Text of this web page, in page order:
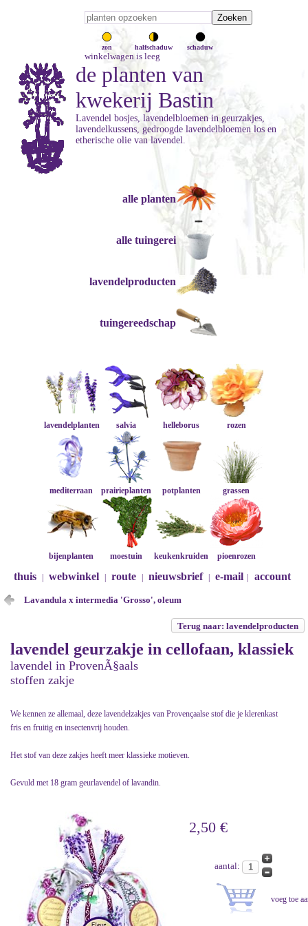
zon halfschaduw schaduw
winkelwagen is leeg
de planten van
kwekerij Bastin
Lavendel bosjes, lavendelbloemen in geurzakjes,
lavendelkussens, gedroogde lavendelbloemen los en
etherische olie van lavendel.
alle planten
alle tuingerei
lavendelproducten
tuingereedschap
lavendelplanten salvia helleborus rozen
mediterraan prairieplanten potplanten grassen
bijenplanten moestuin keukenkruiden pioenrozen
thuis webwinkel route nieuwsbrief e-mail account
Lavandula x intermedia 'Grosso', oleum
Terug naar: lavendelproducten
lavendel geurzakje in cellofaan, klassiek
lavendel in ProvenÃ§aals
stoffen zakje
We kennen ze allemaal, deze lavendelzakjes van Provençaalse stof die je klerenkast
fris en fruitig en insectenvrij houden.
Het stof van deze zakjes heeft meer klassieke motieven.
Gevuld met 18 gram geurlavendel of lavandin.
2,50 €
aantal: